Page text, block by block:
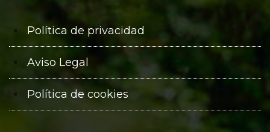
Política de privacidad
Aviso Legal
Política de cookies